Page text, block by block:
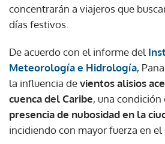
concentrarán a viajeros que
días festivos.
De acuerdo con el informe del
Meteorología e Hidrología,
la influencia devientos alisios
cuenca del Caribe, una condición
presencia de nubosidad en la
incidiendo con mayor fuerza en el